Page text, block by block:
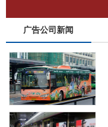
广告公司新闻